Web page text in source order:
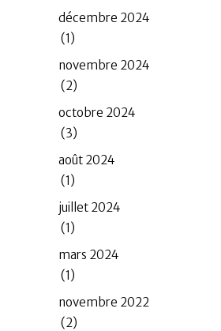
décembre 2024
(1)
novembre 2024
(2)
octobre 2024
(3)
août 2024
(1)
juillet 2024
(1)
mars 2024
(1)
novembre 2022
(2)